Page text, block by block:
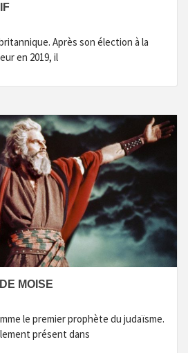
Après son élection à la
en 2019, il
MOISE
le premier prophète du judaïsme.
présent dans